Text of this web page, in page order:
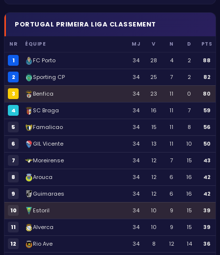
PORTUGAL PRIMEIRA LIGA CLASSEMENT
NR ÉQUIPE MJ V N D PTS
1 FC Porto 34 28 4 2 88
2 Sporting CP 34 25 7 2 82
3 Benfica 34 23 11 0 80
4 SC Braga 34 16 11 7 59
5 Famalicao 34 15 11 8 56
6 GIL Vicente 34 13 11 10 50
7 Moreirense 34 12 7 15 43
8 Arouca 34 12 6 16 42
9 Guimaraes 34 12 6 16 42
10 Estoril 34 10 9 15 39
11 Alverca 34 10 9 15 39
12 Rio Ave 34 8 12 14 36